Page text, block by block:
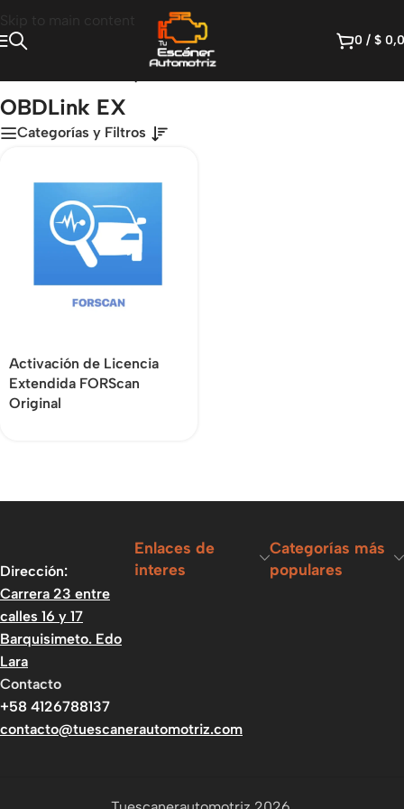
Skip to main content
0 / $
OBDLink EX
Categorías y Filtros
Activación de Licencia
Extendida FORScan
Original
Dirección:
Carrera 23 entre
calles 16 y 17
Barquisimeto. Edo
Lara
Contacto
+58 4126788137
contacto@tuescanerautomotriz.com
Enlaces de
interes
Categorías más
populares